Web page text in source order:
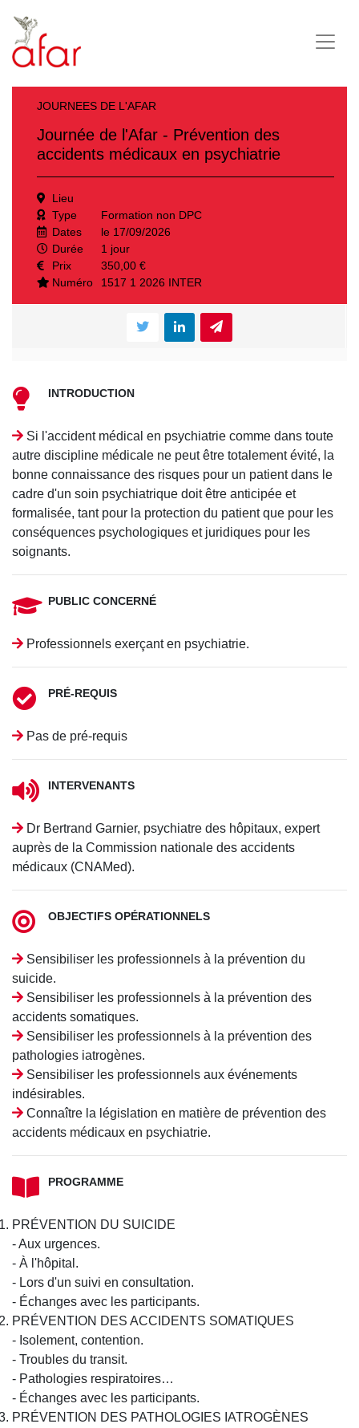
JOURNEES DE L'AFAR
Journée de l'Afar - Prévention des
accidents médicaux en psychiatrie
Lieu
Type
Formation non DPC
Dates
le 17/09/2026
Durée
1 jour
Prix
350,00 €
Numéro
1517 1 2026 INTER
INTRODUCTION
Si l'accident médical en psychiatrie comme dans toute
autre discipline médicale ne peut être totalement évité, la
bonne connaissance des risques pour un patient dans le
cadre d'un soin psychiatrique doit être anticipée et
formalisée, tant pour la protection du patient que pour les
conséquences psychologiques et juridiques pour les
soignants.
PUBLIC CONCERNÉ
Professionnels exerçant en psychiatrie.
PRÉ-REQUIS
Pas de pré-requis
INTERVENANTS
Dr Bertrand Garnier, psychiatre des hôpitaux, expert
auprès de la Commission nationale des accidents
médicaux (CNAMed).
OBJECTIFS OPÉRATIONNELS
Sensibiliser les professionnels à la prévention du
suicide.
Sensibiliser les professionnels à la prévention des
accidents somatiques.
Sensibiliser les professionnels à la prévention des
pathologies iatrogènes.
Sensibiliser les professionnels aux événements
indésirables.
Connaître la législation en matière de prévention des
accidents médicaux en psychiatrie.
PROGRAMME
PRÉVENTION DU SUICIDE
- Aux urgences.
- À l'hôpital.
- Lors d'un suivi en consultation.
- Échanges avec les participants.
PRÉVENTION DES ACCIDENTS SOMATIQUES
- Isolement, contention.
- Troubles du transit.
- Pathologies respiratoires…
- Échanges avec les participants.
PRÉVENTION DES PATHOLOGIES IATROGÈNES